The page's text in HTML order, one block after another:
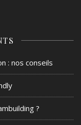
: nos conseils
?